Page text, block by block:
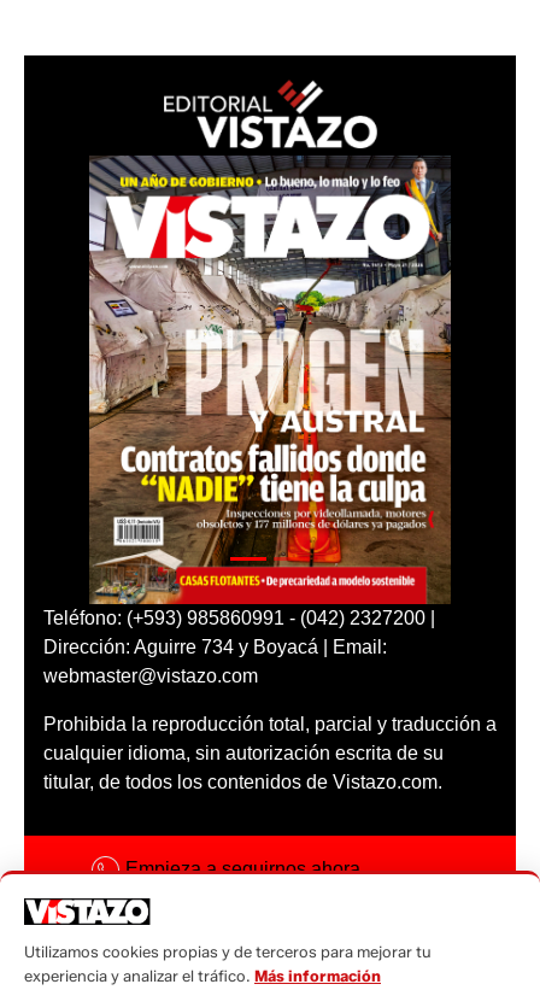
Teléfono: (+593) 985860991 - (042) 2327200 |
Dirección: Aguirre 734 y Boyacá | Email:
webmaster@vistazo.com
Prohibida la reproducción total, parcial y traducción a
cualquier idioma, sin autorización escrita de su
titular, de todos los contenidos de Vistazo.com.
Empieza a seguirnos ahora
Código ética
Utilizamos cookies propias y de terceros para mejorar tu
experiencia y analizar el tráfico. Más información